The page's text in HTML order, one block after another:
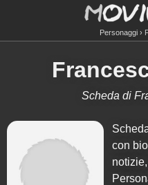
Personaggi
Scheda di
con